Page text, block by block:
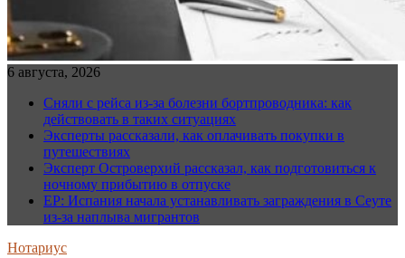
6 августа, 2026
Сняли с рейса из-за болезни бортпроводника: как
действовать в таких ситуациях
Эксперты рассказали, как оплачивать покупки в
путешествиях
Эксперт Островерхий рассказал, как подготовиться к
ночному прибытию в отпуске
EP: Испания начала устанавливать заграждения в Сеуте
из-за наплыва мигрантов
Нотариус